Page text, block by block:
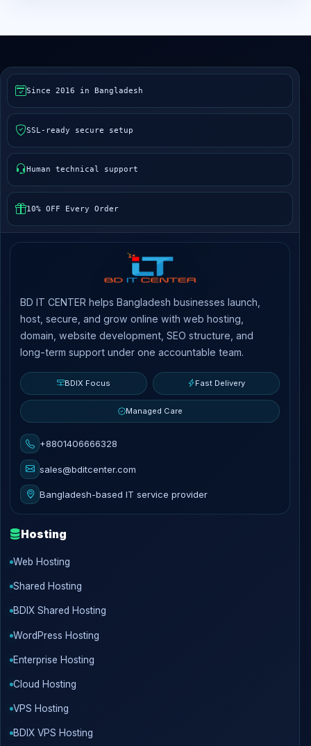
Since 2016 in Bangladesh
SSL-ready secure setup
Human technical support
10% OFF Every Order
BD IT CENTER helps Bangladesh businesses launch,
host, secure, and grow online with web hosting,
domain, website development, SEO structure, and
long-term support under one accountable team.
BDIX Focus Fast Delivery
Managed Care
+8801406666328
sales@bditcenter.com
Bangladesh-based IT service provider
Hosting
Web Hosting
Shared Hosting
BDIX Shared Hosting
WordPress Hosting
Enterprise Hosting
Cloud Hosting
VPS Hosting
BDIX VPS Hosting